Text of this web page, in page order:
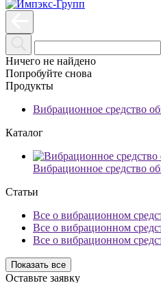
Ничего не найдено
Попробуйте снова
Продукты
Вибрационное средство
Каталог
Вибрационное средство
Статьи
Все о вибрационном
Все о вибрационном
Все о вибрационном
Показать все
Оставьте заявку